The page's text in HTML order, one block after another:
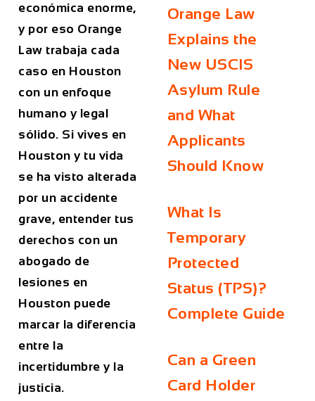
económica enorme,
y por eso Orange
Law trabaja cada
caso en Houston
con un enfoque
humano y legal
sólido. Si vives en
Houston y tu vida
se ha visto alterada
por un accidente
grave, entender tus
derechos con un
abogado de
lesiones en
Houston puede
marcar la diferencia
entre la
incertidumbre y la
justicia.
Orange Law
Explains the
New USCIS
Asylum Rule
and What
Applicants
Should Know
What Is
Temporary
Protected
Status (TPS)?
Complete Guide
Can a Green
Card Holder